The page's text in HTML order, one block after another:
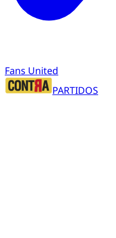
Fans United
PARTIDOS